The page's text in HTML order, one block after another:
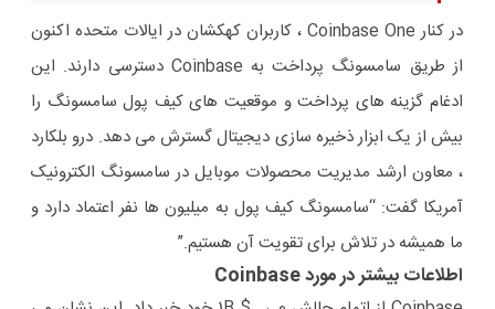
در کنار Coinbase One ، کاربران کهکشان در ایالات متحده اکنون
از طریق سامسونگ پرداخت به Coinbase دسترسی دارند. این
ادغام گزینه های پرداخت و موقعیت های کیف پول سامسونگ را
بیش از یک ابزار ذخیره سازی دیجیتال گسترش می دهد. درو بلکارد
، معاون ارشد مدیریت محصولات موبایل در سامسونگ الکترونیک
آمریکا گفت: “سامسونگ کیف پول به میلیون ها نفر اعتماد دارد و
ما همیشه در تلاش برای تقویت آن هستیم.”
اطلاعات بیشتر در مورد Coinbase